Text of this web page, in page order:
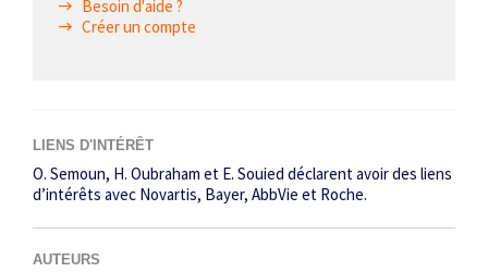
Besoin d'aide ?
Créer un compte
LIENS D'INTÉRÊT
O. Semoun, H. Oubraham et E. Souied déclarent avoir des liens
d’intérêts avec Novartis, Bayer, AbbVie et Roche.
AUTEURS